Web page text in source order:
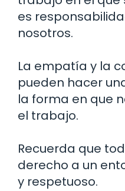
es
nosotros.
La empatía y la
pueden hacer
la forma en que
el trabajo.
Recuerda que
derecho a un
y respetuoso.